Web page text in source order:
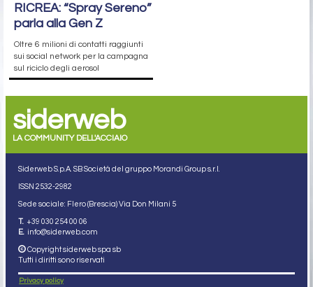
RICREA: “Spray Sereno”
parla alla Gen Z
Oltre 6 milioni di contatti raggiunti
sui social network per la campagna
sul riciclo degli aerosol
siderweb
LA COMMUNITY DELL'ACCIAIO
Siderweb S.p.A. SB Società del gruppo Morandi Group s.r.l.
ISSN 2532-2982
Sede sociale: Flero (Brescia) Via Don Milani 5
T. +39 030 254 00 06
E. info@siderweb.com
Copyright siderweb spa sb
Tutti i diritti sono riservati
Privacy policy